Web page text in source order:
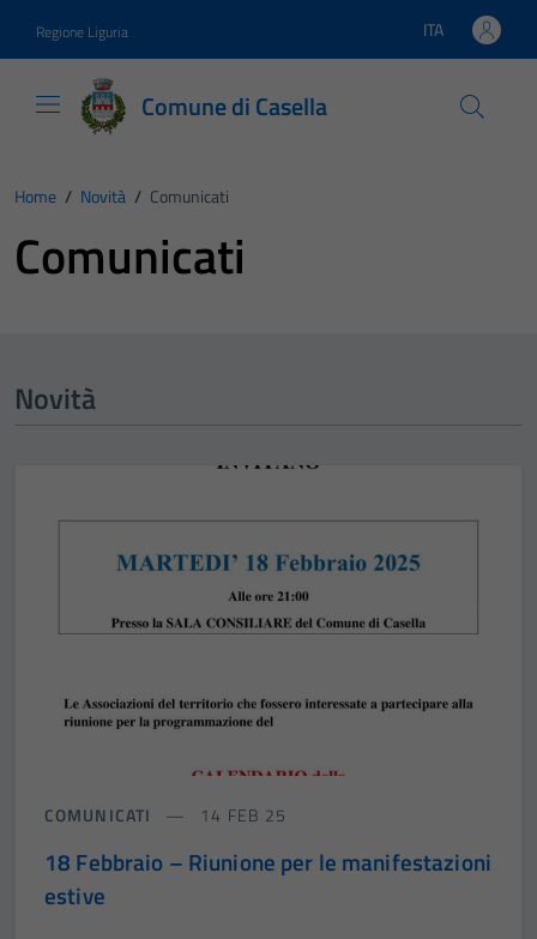
Regione Liguria Lingua attiva:
ITA
Comune di Casella
Home / Novità / Comunicati
Comunicati
Novità
COMUNICATI 14 FEB 25
18 Febbraio – Riunione per le manifestazioni
estive